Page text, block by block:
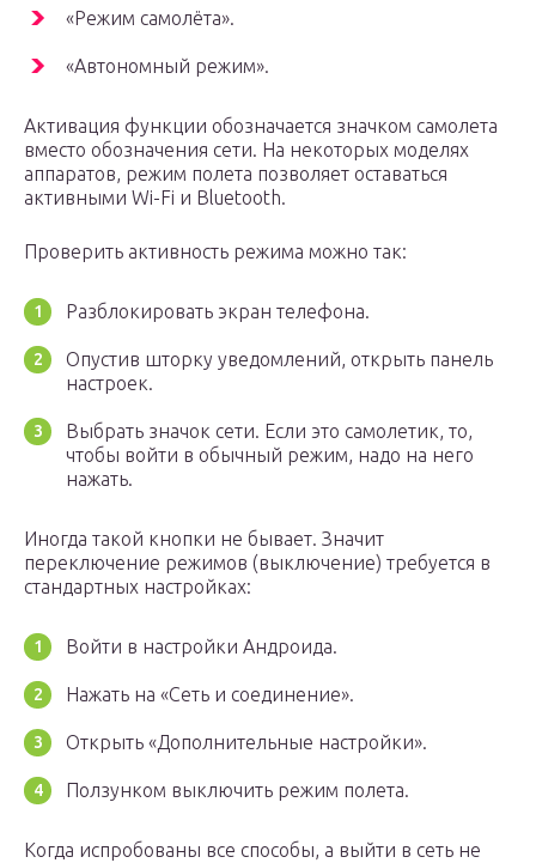
«Режим самолёта».
«Автономный режим».
Активация функции обозначается значком самолета
вместо обозначения сети. На некоторых моделях
аппаратов, режим полета позволяет оставаться
активными Wi-Fi и Bluetooth.
Проверить активность режима можно так:
Разблокировать экран телефона.
Опустив шторку уведомлений, открыть панель
настроек.
Выбрать значок сети. Если это самолетик, то,
чтобы войти в обычный режим, надо на него
нажать.
Иногда такой кнопки не бывает. Значит
переключение режимов (выключение) требуется в
стандартных настройках:
Войти в настройки Андроида.
Нажать на «Сеть и соединение».
Открыть «Дополнительные настройки».
Ползунком выключить режим полета.
Когда испробованы все способы, а выйти в сеть не